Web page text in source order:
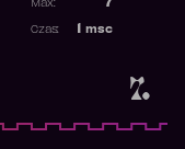
7.
7
Max:
msc
Czas: